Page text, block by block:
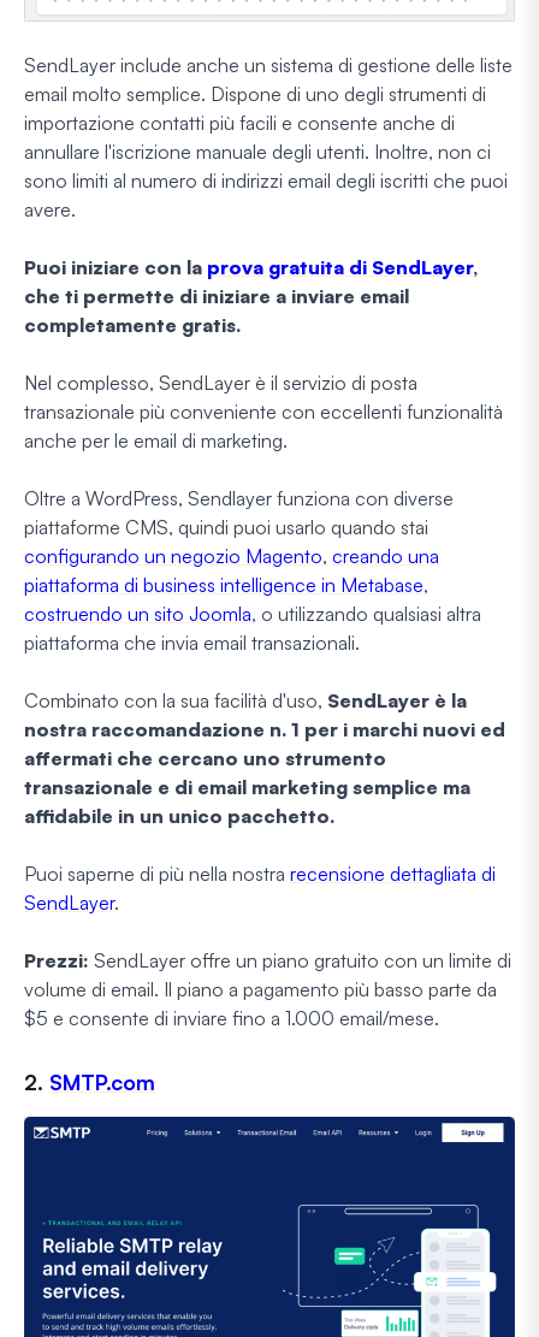
SendLayer include anche un sistema di gestione delle liste
email molto semplice. Dispone di uno degli strumenti di
importazione contatti più facili e consente anche di
annullare l'iscrizione manuale degli utenti. Inoltre, non ci
sono limiti al numero di indirizzi email degli iscritti che puoi
avere.
Puoi iniziare con la prova gratuita di SendLayer,
che ti permette di iniziare a inviare email
completamente gratis.
Nel complesso, SendLayer è il servizio di posta
transazionale più conveniente con eccellenti funzionalità
anche per le email di marketing.
Oltre a WordPress, Sendlayer funziona con diverse
piattaforme CMS, quindi puoi usarlo quando stai
configurando un negozio Magento, creando una
piattaforma di business intelligence in Metabase,
costruendo un sito Joomla, o utilizzando qualsiasi altra
piattaforma che invia email transazionali.
Combinato con la sua facilità d'uso, SendLayer è la
nostra raccomandazione n. 1 per i marchi nuovi ed
affermati che cercano uno strumento
transazionale e di email marketing semplice ma
affidabile in un unico pacchetto.
Puoi saperne di più nella nostra recensione dettagliata di
SendLayer.
Prezzi: SendLayer offre un piano gratuito con un limite di
volume di email. Il piano a pagamento più basso parte da
$5 e consente di inviare fino a 1.000 email/mese.
2. SMTP.com